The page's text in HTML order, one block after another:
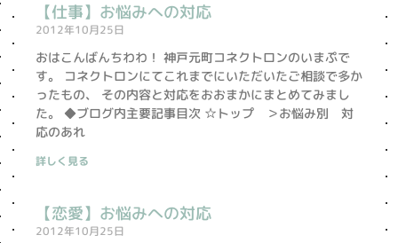
【仕事】お悩みへの対応
2012年10月25日
おはこんばんちわわ！ 神戸元町コネクトロンのいまぷで
す。 コネクトロンにてこれまでにいただいたご相談で多か
ったもの、 その内容と対応をおおまかにまとめてみまし
た。 ◆ブログ内主要記事目次 ☆トップ ＞お悩み別 対
応のあれ
詳しく見る
【恋愛】お悩みへの対応
2012年10月25日